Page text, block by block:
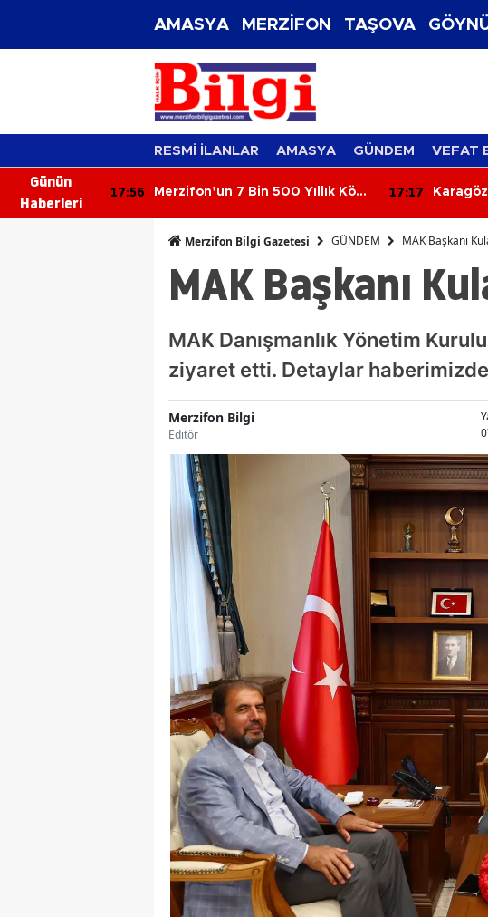
AMASYA MERZİFON TAŞOVA
RESMİ İLANLAR AMASYA GÜNDEM VEFAT
Günün
Haberleri
17:56
Merzifon’un 7 Bin 500 Yıllık Köyü
17:17
Merzifon Bilgi Gazetesi GÜNDEM MAK Başkanı
MAK Başkanı
MAK Danışmanlık Yönetim
ziyaret etti. Detaylar
Merzifon Bilgi
Editör